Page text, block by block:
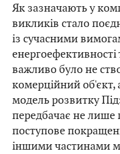
Як зазначають у
викликів стало
із сучасними
важливо було не
комерційний об'єкт,
модель розвитку
передбачає не лише
поступове
іншими частинами